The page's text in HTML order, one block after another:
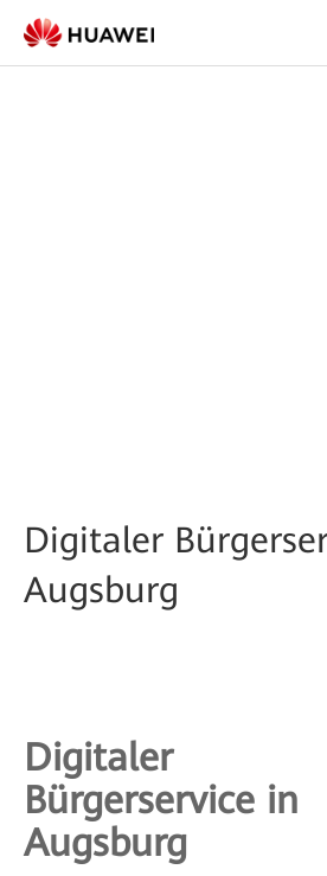
Digitaler
Augsburg
Digitaler
Bürgerservice in
Augsburg